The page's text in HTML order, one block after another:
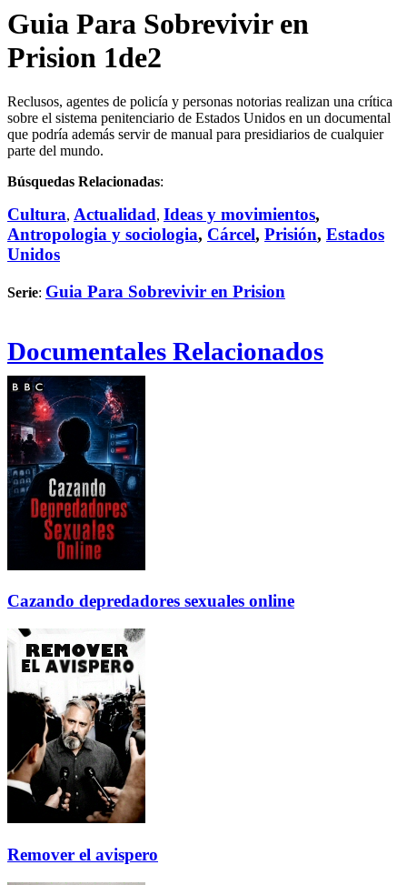
Guia Para Sobrevivir en
Prision 1de2
Reclusos, agentes de policía y personas notorias realizan una crítica
sobre el sistema penitenciario de Estados Unidos en un documental
que podría además servir de manual para presidiarios de cualquier
parte del mundo.
Búsquedas Relacionadas:
Cultura, Actualidad, Ideas y movimientos,
Antropologia y sociologia, Cárcel, Prisión, Estados
Unidos
Serie: Guia Para Sobrevivir en Prision
Documentales Relacionados
Cazando depredadores sexuales online
Remover el avispero